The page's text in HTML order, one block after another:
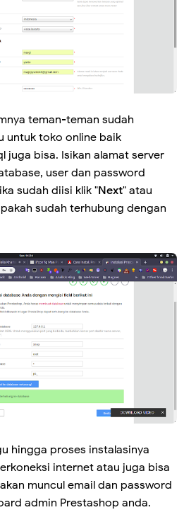
teman-teman sudah
untuk toko online baik
juga bisa. Isikan alamat server
user dan password
sudah diisi klik "Next" atau
sudah terhubung dengan
hingga proses instalasinya
internet atau juga bisa
muncul email dan password
admin Prestashop anda.